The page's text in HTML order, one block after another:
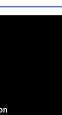
30